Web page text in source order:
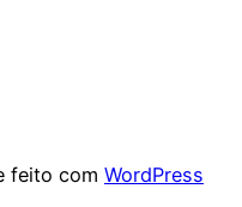
feito com WordPress